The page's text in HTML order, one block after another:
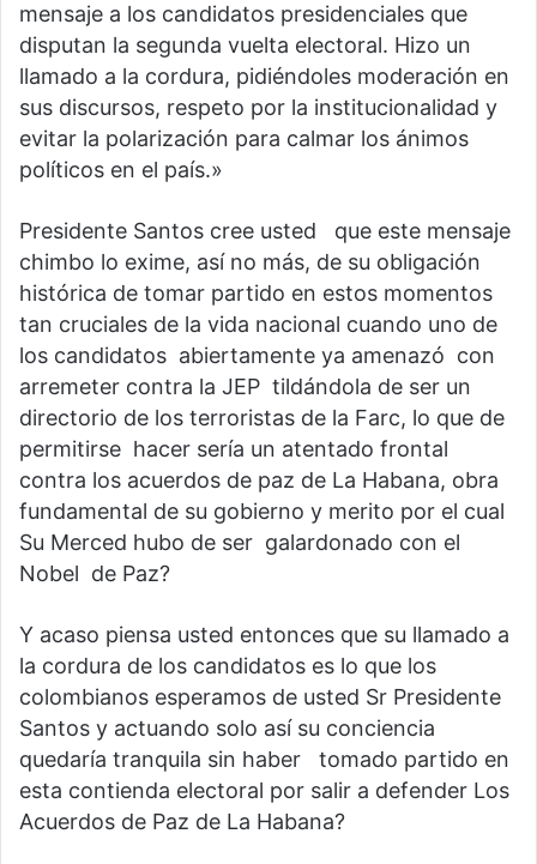
mensaje a los candidatos presidenciales que
disputan la segunda vuelta electoral. Hizo un
llamado a la cordura, pidiéndoles moderación en
sus discursos, respeto por la institucionalidad y
evitar la polarización para calmar los ánimos
políticos en el país.»
Presidente Santos cree usted que este mensaje
chimbo lo exime, así no más, de su obligación
histórica de tomar partido en estos momentos
tan cruciales de la vida nacional cuando uno de
los candidatos abiertamente ya amenazó con
arremeter contra la JEP tildándola de ser un
directorio de los terroristas de la Farc, lo que de
permitirse hacer sería un atentado frontal
contra los acuerdos de paz de La Habana, obra
fundamental de su gobierno y merito por el cual
Su Merced hubo de ser galardonado con el
Nobel de Paz?
Y acaso piensa usted entonces que su llamado a
la cordura de los candidatos es lo que los
colombianos esperamos de usted Sr Presidente
Santos y actuando solo así su conciencia
quedaría tranquila sin haber tomado partido en
esta contienda electoral por salir a defender Los
Acuerdos de Paz de La Habana?